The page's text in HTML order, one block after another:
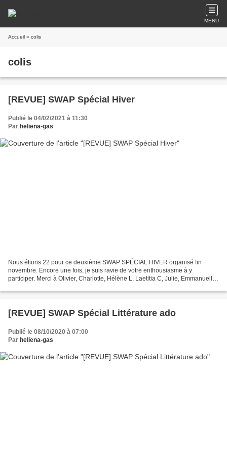
MENU
Accueil » colis
colis
[REVUE] SWAP Spécial Hiver
Publié le 04/02/2021 à 11:30
Par heliena-gas
Nous étions 22 pour ce deuxième SWAP SPÉCIAL HIVER organisé fin
novembre. Encore une fois, je suis ravie de votre enthousiasme à y
participer. Merci à Olivier, Charlotte, Hélène L, Laetitia C, Julie, Emmanuelle,
[REVUE] SWAP Spécial Littérature ado
Publié le 08/10/2020 à 07:00
Par heliena-gas